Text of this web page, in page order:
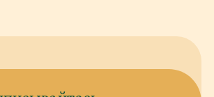
некоторых книг в серии